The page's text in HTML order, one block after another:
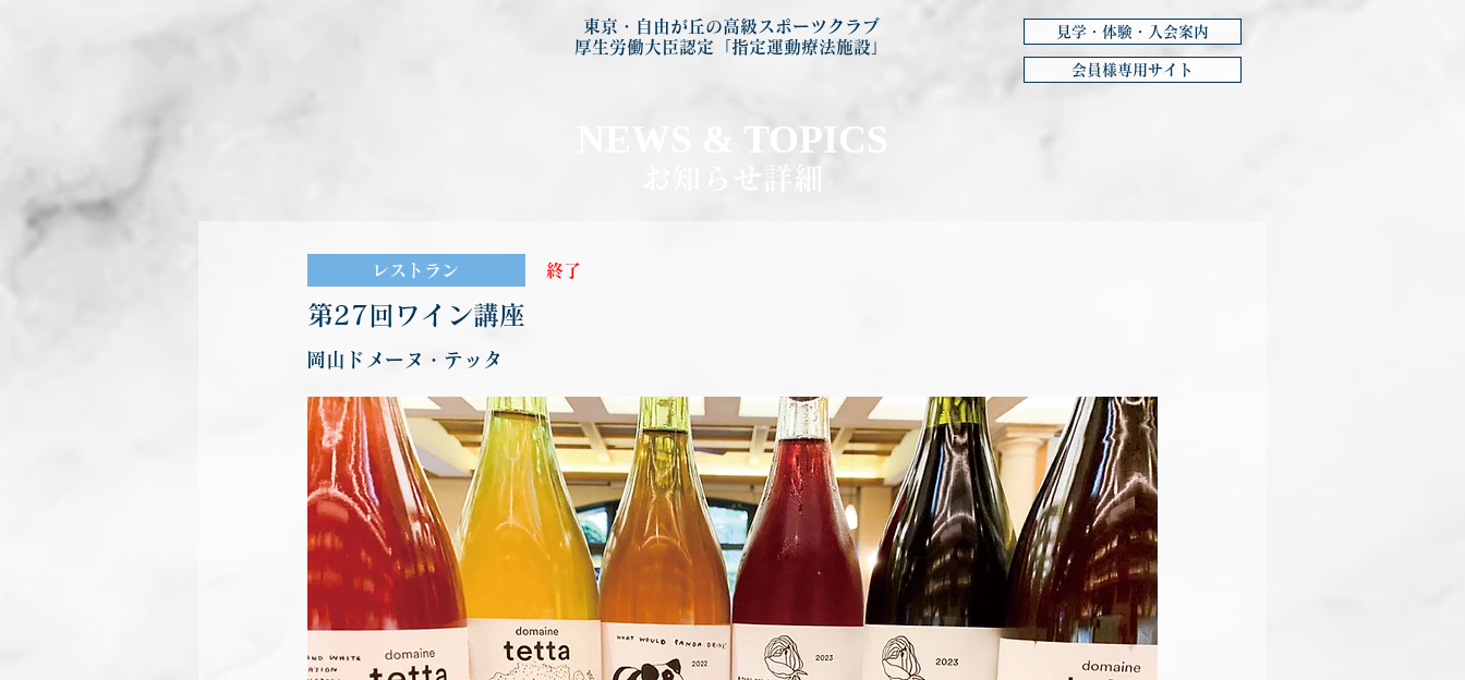
東京・自由が丘の高級スポーツクラブ
厚生労働大臣認定「指定運動療法施設」
見学・体験・入会案内
会員様専用サイト
NEWS & TOPICS
お知らせ詳細
レストラン 終了
第27回ワイン講座
岡山ドメーヌ・テッタ